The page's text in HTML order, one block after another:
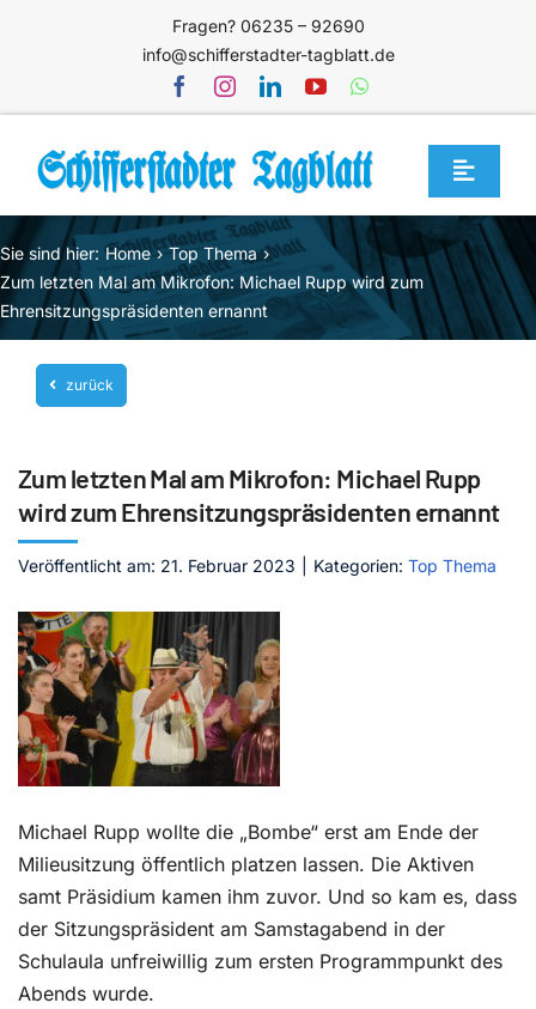
Fragen? 06235 – 92690
info@schifferstadter-tagblatt.de
Toggle
Home
Themen
Blog
Unternehmen
Mediathek
Jetzt abonnieren
Kontakt
Sie sind hier: Home
Top Thema
Zum letzten Mal am Mikrofon: Michael Rupp wird zum
Ehrensitzungspräsidenten ernannt
zurück
Zum letzten Mal am Mikrofon: Michael Rupp
wird zum Ehrensitzungspräsidenten ernannt
Veröffentlicht am: 21. Februar 2023 Kategorien: Top Thema
Michael Rupp wollte die „Bombe“ erst am Ende der
Milieusitzung öffentlich platzen lassen. Die Aktiven
samt Präsidium kamen ihm zuvor. Und so kam es, dass
der Sitzungspräsident am Samstagabend in der
Schulaula unfreiwillig zum ersten Programmpunkt des
Abends wurde.